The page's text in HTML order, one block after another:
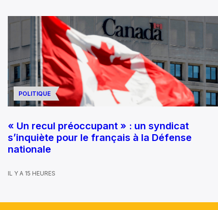
POLITIQUE
« Un recul préoccupant » : un syndicat
s’inquiète pour le français à la Défense
nationale
IL Y A 15 HEURES